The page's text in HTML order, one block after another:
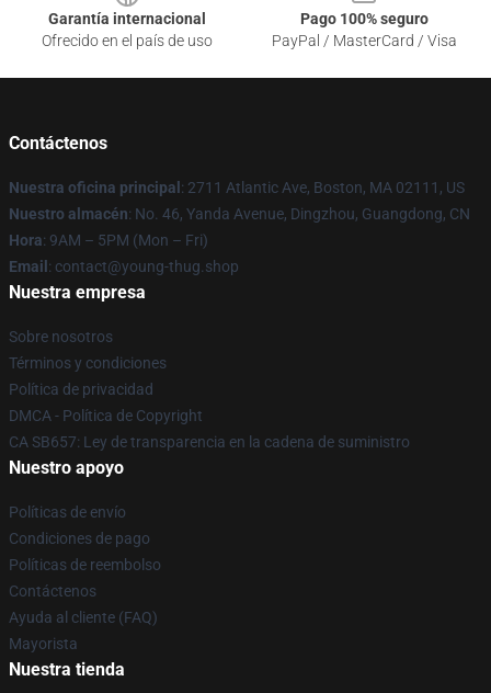
Garantía internacional
Ofrecido en el país de uso
Pago 100% seguro
PayPal / MasterCard / Visa
Contáctenos
Nuestra oficina principal : 2711 Atlantic Ave, Boston, MA 02111, US
Nuestro almacén: No. 46, Yanda Avenue, Dingzhou, Guangdong, CN
Hora: 9AM – 5PM (Mon – Fri)
Email : contact@young-thug.shop
Nuestra empresa
Sobre nosotros
Términos y condiciones
Política de privacidad
DMCA - Política de Copyright
CA SB657: Ley de transparencia en la cadena de suministro
Nuestro apoyo
Políticas de envío
Condiciones de pago
Políticas de reembolso
Contáctenos
Ayuda al cliente (FAQ)
Mayorista
Nuestra tienda